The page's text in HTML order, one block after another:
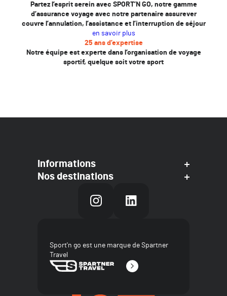
Partez l’esprit serein avec SPORT’N GO, notre gamme
d’assurance voyage avec notre partenaire assurever
couvre l’annulation, l’assistance et l’interruption de séjour
en savoir plus
25 ans d’expertise
Notre équipe est experte dans l’organisation de voyage
sportif, quelque soit votre sport
Informations
Nos destinations
Sport'n go est une marque de Spartner
Travel